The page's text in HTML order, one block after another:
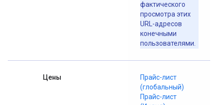
фактического
просмотра этих
URL-адресов
конечными
пользователями.
Цены
Прайс-лист
(глобальный)
Прайс-лист